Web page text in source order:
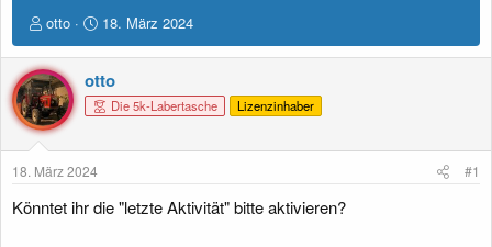
E
r
s
t
e
l
l
r
otto
E
r
s
t
e
l
m
18. März 2024
otto
Die 5k-Labertasche Lizenzinhaber
18. März 2024 #1
Könntet ihr die "letzte Aktivität" bitte aktivieren?